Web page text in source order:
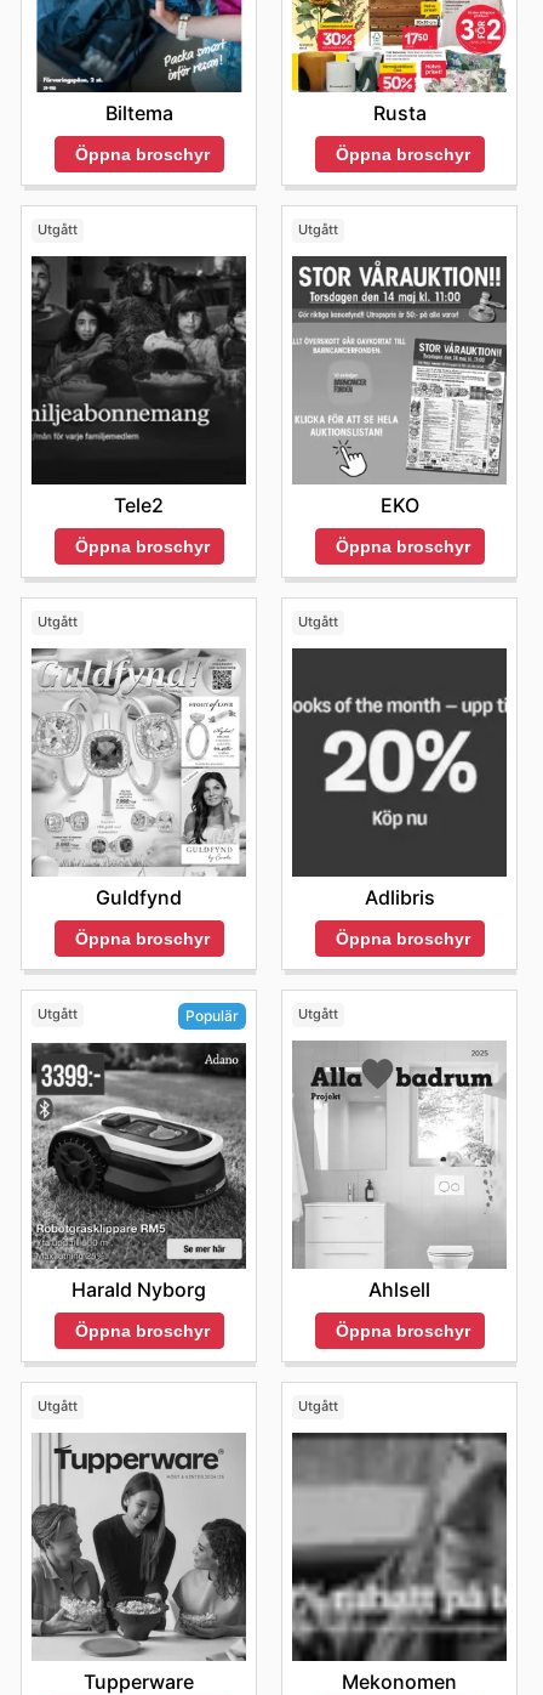
Biltema
Öppna broschyr
Rusta
Öppna broschyr
Utgått
Tele2
Öppna broschyr
Utgått
EKO
Öppna broschyr
Utgått
Guldfynd
Öppna broschyr
Utgått
Adlibris
Öppna broschyr
Utgått Populär
Harald Nyborg
Öppna broschyr
Utgått
Ahlsell
Öppna broschyr
Utgått
Tupperware
Utgått
Mekonomen